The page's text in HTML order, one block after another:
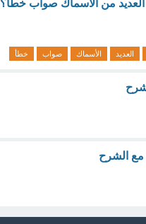
من الأسماك صواب خطأ؟
العديد الأسماك صواب خطأ
مع الشرح